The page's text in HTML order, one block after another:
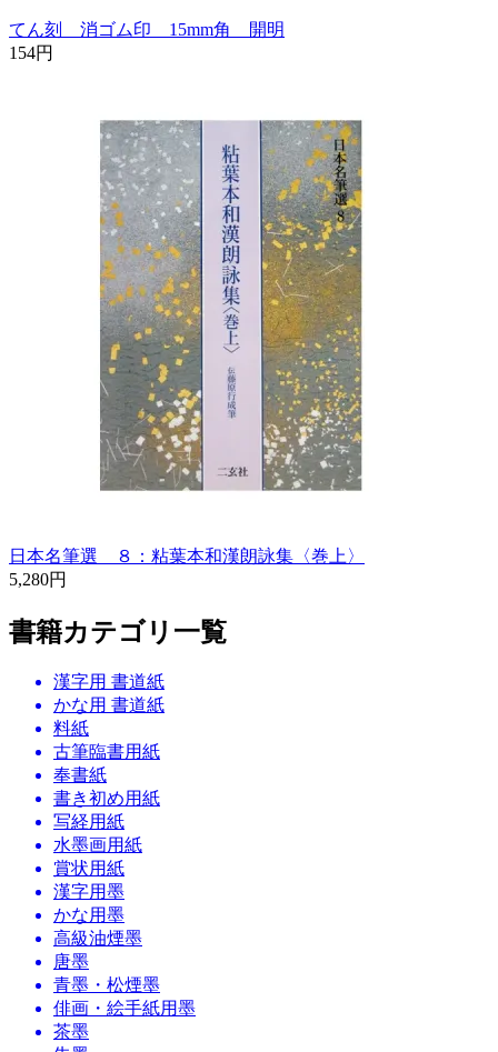
てん刻 消ゴム印 15mm角 開明
154円
日本名筆選 ８：粘葉本和漢朗詠集〈巻上〉
5,280円
書籍カテゴリ一覧
漢字用 書道紙
かな用 書道紙
料紙
古筆臨書用紙
奉書紙
書き初め用紙
写経用紙
水墨画用紙
賞状用紙
漢字用墨
かな用墨
高級油煙墨
唐墨
青墨・松煙墨
俳画・絵手紙用墨
茶墨